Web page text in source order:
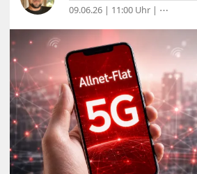
09.06.26 | 11:00 Uhr | ⋯